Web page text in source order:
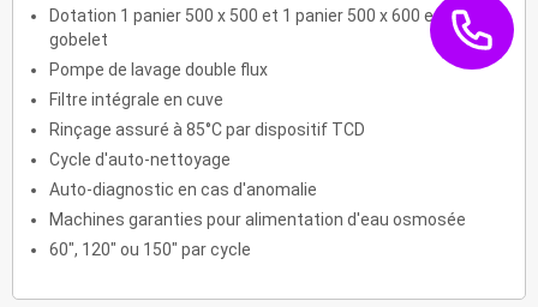
Dotation 1 panier 500 x 500 et 1 panier 500 x 600 et 1
gobelet
Pompe de lavage double flux
Filtre intégrale en cuve
Rinçage assuré à 85°C par dispositif TCD
Cycle d'auto-nettoyage
Auto-diagnostic en cas d'anomalie
Machines garanties pour alimentation d'eau osmosée
60", 120" ou 150" par cycle